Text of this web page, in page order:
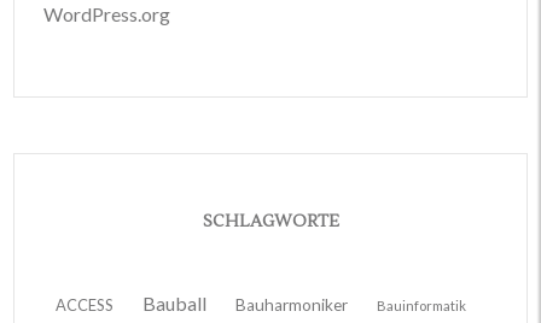
WordPress.org
SCHLAGWORTE
ACCESS Bauball Bauharmoniker Bauinformatik